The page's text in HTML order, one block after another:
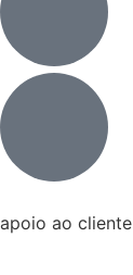
apoio ao cliente